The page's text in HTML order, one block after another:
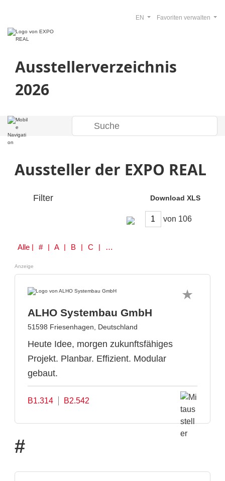
Ausstellerverzeichnis
2026
Favoriten verwalten
EN
Aussteller der EXPO REAL
Filter Download XLS
von
Alle | # | A | B | C | D | E | F | G | H | I | J | K | L | M | N | O | P | Q | R | S | T | U | V | W | Y | Z
Anzeige
ALHO Systembau GmbH
51598 Friesenhagen, Deutschland
Heute Idee, morgen zukunftsfähiges
Projekt. Planbar. Effizient. Modular
gebaut.
B1.314 B2.542
#